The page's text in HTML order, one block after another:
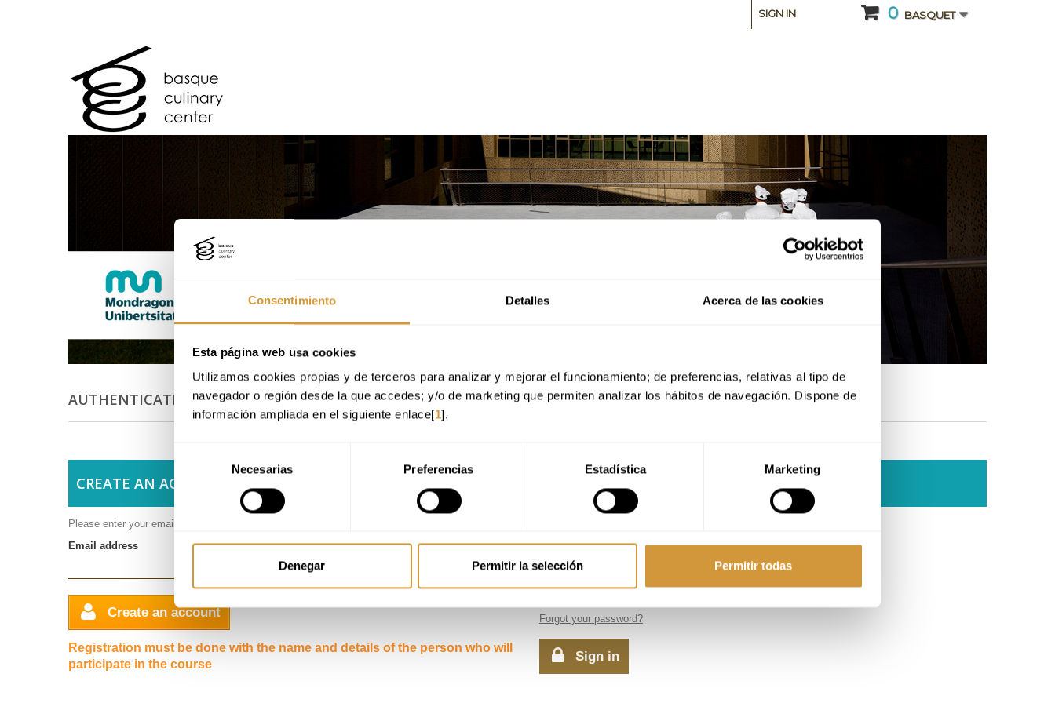
Consentimiento Detalles Acerca de las cookies
Esta página web usa cookies
Utilizamos cookies propias y de terceros para analizar y mejorar el funcionamiento; de preferencias, relativas al tipo de
navegador o región desde la que accedes; y/o de marketing que permiten analizar los hábitos de navegación. Dispone de
información ampliada en el siguiente enlace[1].
consentimiento
Necesarias Preferencias Estadística Marketing
Denegar Permitir la selección Permitir todas
0 BASQUET
SIGN IN
AUTHENTICATION
CREATE AN ACCOUNT
Please enter your email address to create an account.
Email address
Create an account
Registration must be done with the name and details of the person who will
participate in the course
ALREADY REGISTERED?
Password
Forgot your password?
Sign in